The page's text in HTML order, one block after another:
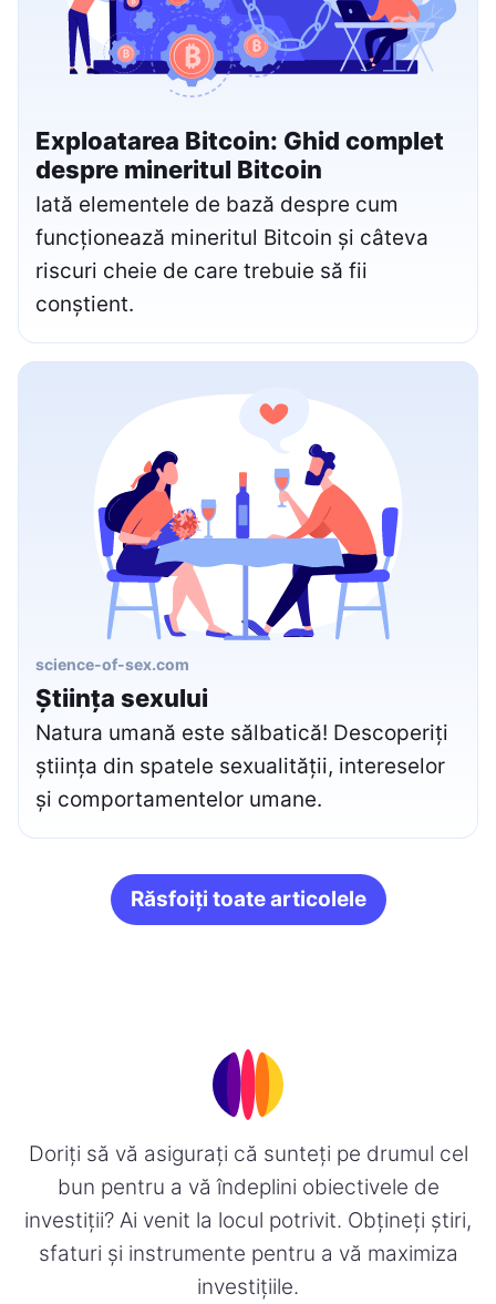
Exploatarea Bitcoin: Ghid complet
despre mineritul Bitcoin
Iată elementele de bază despre cum
funcționează mineritul Bitcoin și câteva
riscuri cheie de care trebuie să fii
conștient.
science-of-sex.com
Știința sexului
Natura umană este sălbatică! Descoperiți
știința din spatele sexualității, intereselor
și comportamentelor umane.
Răsfoiți toate articolele
Doriți să vă asigurați că sunteți pe drumul cel
bun pentru a vă îndeplini obiectivele de
investiții? Ai venit la locul potrivit. Obțineți știri,
sfaturi și instrumente pentru a vă maximiza
investițiile.